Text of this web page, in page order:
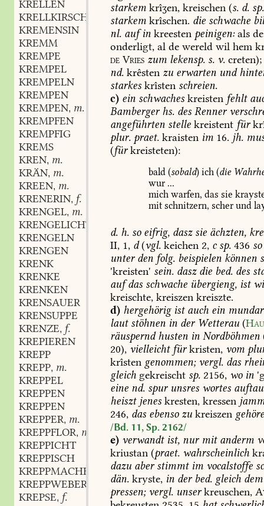
KRELLEN
KRELLKIRSCHE
KREMENSIN
KREMM
KREMPE
KREMPEL
KREMPELN
KREMPEN
KREMPEN, m.
KREMPFEN
KREMPFIG
KREMS
KREN, m.
KRÄN, m.
KREEN, m.
KRENERIN, f.
KRENGEL, m.
KRENGELICHT
KRENGELN
KRENGEN
KRENK
KRENKE
KRENKEN
KRENSAUER
KRENSUPPE
KRENZE, f.
KREPIEREN
KREPP
KREPP, m.
KREPPEL
KREPPEN
KREPPEN
KREPPER, m.
KREPPFLOR, m.
KREPPICHT
KREPPISCH
KREPPMACHER
m.
KREPPWEBER
KREPSE, f.
starkem krîʒen, kreischen (s. d. sp.
starkem krîschen. die schwache
nl. aufin kreesten peinigen:als de
onderligt, al de wereld wil hem
de Vries zum lekensp. s. v. creten);
nd. krêsten zu erwarten und
starkes krîsten schreien.
c) ein schwaches kreisten fehlt
Bambergerhs. des Renner
angeführten stelle kreistent für
plur. praet. kraisten im 16. jh.
(fürkreisteten):
bald (sobald) ich (die
wur ...
mich warfen, das sie
mit schnitzern, scher und
d. h. soeifrig, daszsie ächzten,
II, 1, d(vgl. keichen 2, csp. 436 so
unterden folg. beispielen können
'kreisten' sein. daszdie bed. des
aufdas schwache übergieng, ist
kreischte, kreiszen kreiszte.
d) hergehörigistauch ein
lautstöhnen in derWetterau (
räusperndhusten in Nordböhmen
20), vielleichtfürkristen, vom
krîsten genommen;vergl. das
gleich gekreischt sp. 2156, woin
eine nd. spurunsres wortes
heisztjenes kresten, kressen
246, das ebensozu kreiszen
/Bd. 11, Sp. 2162/
e) verwandtist, nurmitanderm
kriustan (praet. wahrscheinlich
dazu aberstimmtim vocalstoffe
dän. kryste, in derbed. gleich dem
pressen;vergl. unserkreuschen,